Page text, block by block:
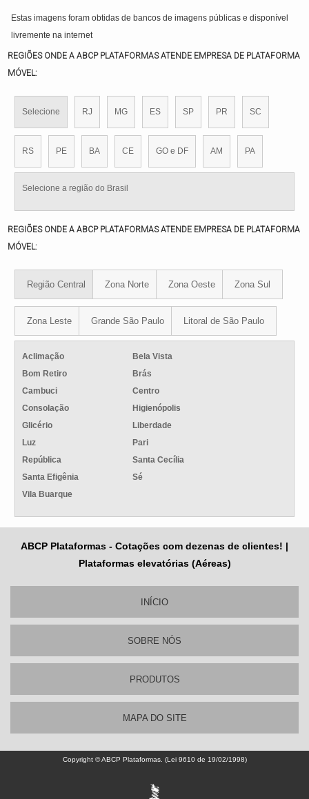
Estas imagens foram obtidas de bancos de imagens públicas e disponível
livremente na internet
REGIÕES ONDE A ABCP PLATAFORMAS ATENDE EMPRESA DE PLATAFORMA
MÓVEL:
Selecione RJ MG ES SP PR SC
RS PE BA CE GO e DF AM PA
Selecione a região do Brasil
REGIÕES ONDE A ABCP PLATAFORMAS ATENDE EMPRESA DE PLATAFORMA
MÓVEL:
Região Central Zona Norte Zona Oeste Zona Sul
Zona Leste Grande São Paulo Litoral de São Paulo
Aclimação
Bela Vista
Bom Retiro
Brás
Cambuci
Centro
Consolação
Higienópolis
Glicério
Liberdade
Luz
Pari
República
Santa Cecília
Santa Efigênia
Sé
Vila Buarque
ABCP Plataformas - Cotações com dezenas de clientes! |
Plataformas elevatórias (Aéreas)
INÍCIO
SOBRE NÓS
PRODUTOS
MAPA DO SITE
Copyright © ABCP Plataformas. (Lei 9610 de 19/02/1998)